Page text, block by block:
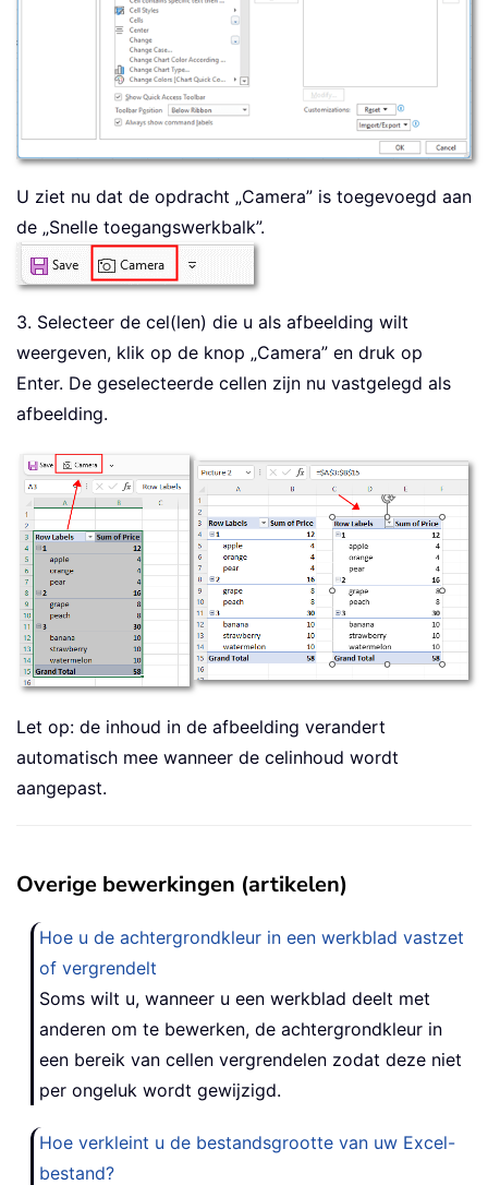
U ziet nu dat de opdracht „Camera” is toegevoegd aan
de „Snelle toegangswerkbalk”.
3. Selecteer de cel(len) die u als afbeelding wilt
weergeven, klik op de knop „Camera” en druk op
Enter. De geselecteerde cellen zijn nu vastgelegd als
afbeelding.
Let op: de inhoud in de afbeelding verandert
automatisch mee wanneer de celinhoud wordt
aangepast.
Overige bewerkingen (artikelen)
Hoe u de achtergrondkleur in een werkblad vastzet
of vergrendelt
Soms wilt u, wanneer u een werkblad deelt met
anderen om te bewerken, de achtergrondkleur in
een bereik van cellen vergrendelen zodat deze niet
per ongeluk wordt gewijzigd.
Hoe verkleint u de bestandsgrootte van uw Excel-
bestand?